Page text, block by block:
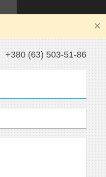
+380 (63) 503-51-86